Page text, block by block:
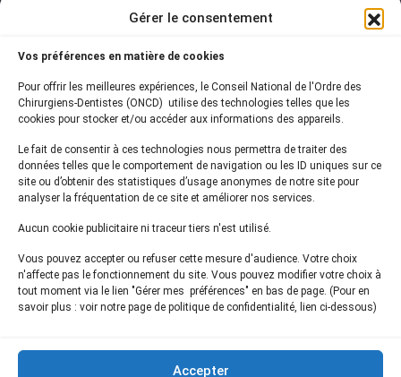
Gérer le consentement
Vos préférences en matière de cookies
Pour offrir les meilleures expériences, le Conseil National de l'Ordre des
Chirurgiens-Dentistes (ONCD) utilise des technologies telles que les
cookies pour stocker et/ou accéder aux informations des appareils.
Le fait de consentir à ces technologies nous permettra de traiter des
données telles que le comportement de navigation ou les ID uniques sur ce
site ou d’obtenir des statistiques d’usage anonymes de notre site pour
analyser la fréquentation de ce site et améliorer nos services.
Aucun cookie publicitaire ni traceur tiers n'est utilisé.
Vous pouvez accepter ou refuser cette mesure d'audience. Votre choix
n'affecte pas le fonctionnement du site. Vous pouvez modifier votre choix à
tout moment via le lien "Gérer mes préférences" en bas de page. (Pour en
savoir plus : voir notre page de politique de confidentialité, lien ci-dessous)
Accepter
75761 Paris Cedex 16
01 44 34 78 80
courrier@oncd.org
Actualités
Presse
Informations légales
Plan du site
Inscrivez-vous à notrenewsletter